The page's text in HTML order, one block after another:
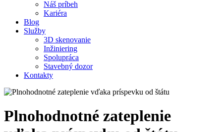
Náš príbeh
Kariéra
Blog
Služby
3D skenovanie
Inžiniering
Spolupráca
Stavebný dozor
Kontakty
Plnohodnotné zateplenie